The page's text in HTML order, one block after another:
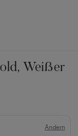
Weißer
Ändern